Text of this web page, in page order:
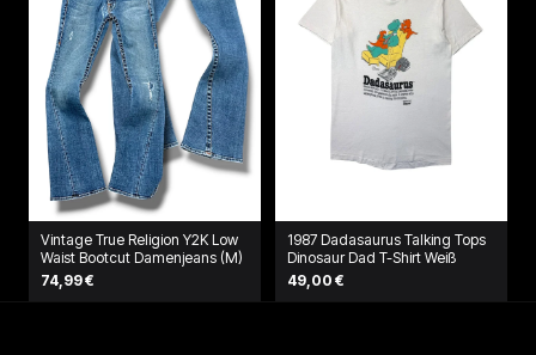
Vintage True Religion Y2K Low
Waist Bootcut Damenjeans (M)
74,99 €
1987 Dadasaurus Talking Tops
Dinosaur Dad T-Shirt Weiß
49,00 €